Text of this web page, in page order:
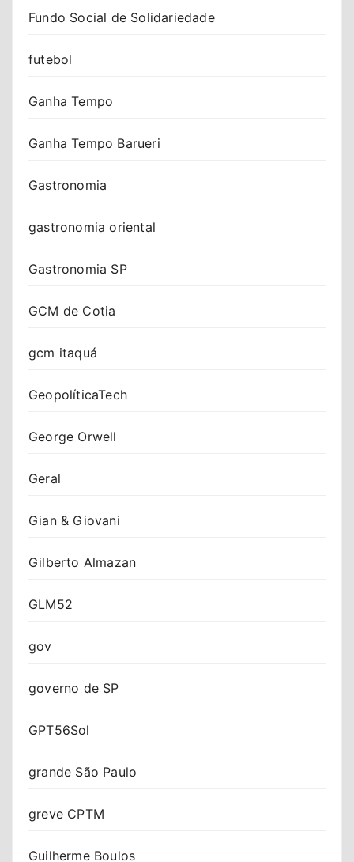
Fundo Social de Solidariedade
futebol
Ganha Tempo
Ganha Tempo Barueri
Gastronomia
gastronomia oriental
Gastronomia SP
GCM de Cotia
gcm itaquá
GeopolíticaTech
George Orwell
Geral
Gian & Giovani
Gilberto Almazan
GLM52
gov
governo de SP
GPT56Sol
grande São Paulo
greve CPTM
Guilherme Boulos